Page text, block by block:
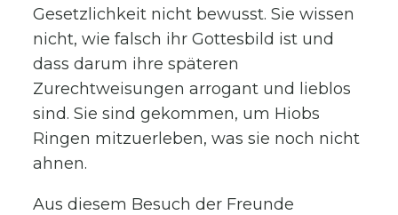
Gesetzlichkeit nicht bewusst. Sie wissen
nicht, wie falsch ihr Gottesbild ist und
dass darum ihre späteren
Zurechtweisungen arrogant und lieblos
sind. Sie sind gekommen, um Hiobs
Ringen mitzuerleben, was sie noch nicht
ahnen.
Aus diesem Besuch der Freunde